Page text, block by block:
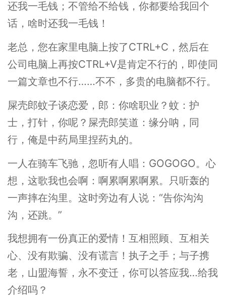
还我一毛钱；不管给不给钱，你都要给我回个
话，啥时还我一毛钱！
老总，您在家里电脑上按了CTRL+C，然后在
公司电脑上再按CTRL+V是肯定不行的，即使同
一篇文章也不行……不不，多贵的电脑都不行。
屎壳郎蚊子谈恋爱，郎：你啥职业？蚊：护
士，打针，你呢？屎壳郎笑道：缘分呐，同
行，俺是中药局里捏药丸的。
一人在骑车飞驰，忽听有人唱：GOGOGO。心
想，这歌我也会啊：啊累啊累啊累。只听轰的
一声摔在沟里。这时旁边有人说：“告你沟沟
沟，还跳。”
我想拥有一份真正的爱情！互相照顾、互相关
心、没有欺骗、没有谎言！执子之手；与子携
老，山盟海誓，永不变迁，你可以答应我…给我
介绍吗？